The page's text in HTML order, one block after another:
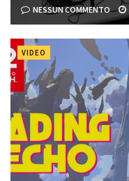
NESSUN COMMENTO
VIDEO